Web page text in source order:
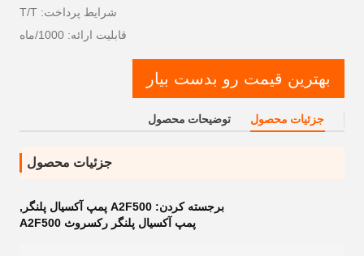
شرایط پرداخت: T/T
قابلیت ارائه: 1000/ماه
بهترین قیمت رو بدست بیار
جزئیات محصول توضیحات محصول
جزئیات محصول
برجسته کردن: A2F500 پمپ آکسیال پلنگر
,
پمپ آکسیال پلنگر رکسروث A2F500